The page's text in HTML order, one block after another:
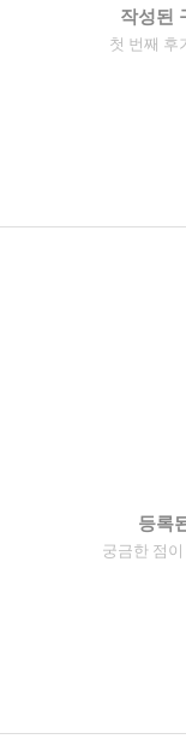
작성된
첫 번째 후
등록
궁금한 점